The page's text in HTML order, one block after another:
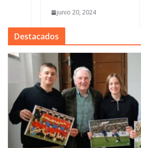
junio 20, 2024
Destacados